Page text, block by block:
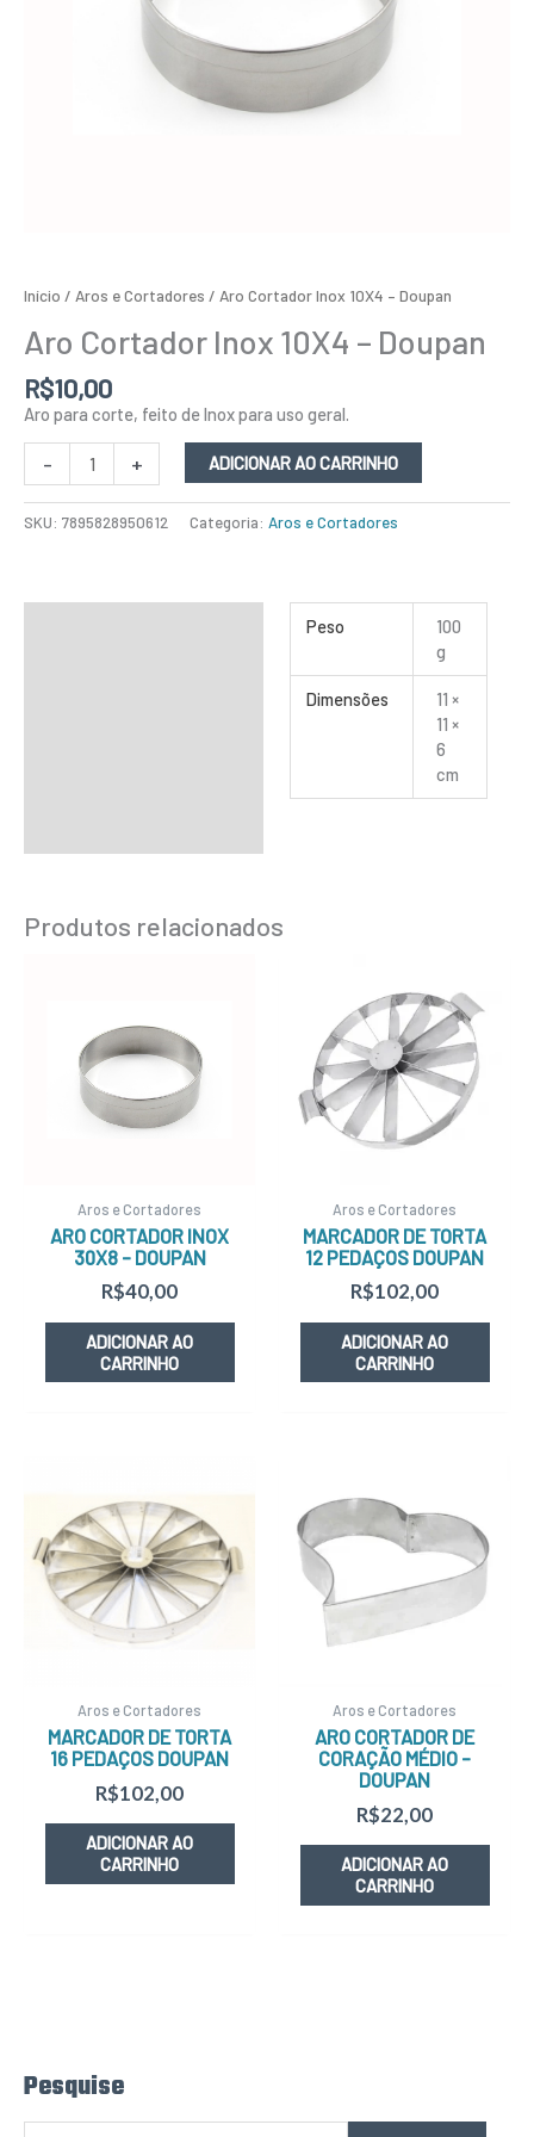
Pesquise
P
e
Início / Aros e Cortadores / Aro Cortador Inox 10X4 – Doupan
Aro Cortador Inox 10X4 – Doupan
R$10,00
Aro para corte, feito de Inox para uso geral.
- + ADICIONAR AO CARRINHO
SKU: 7895828950612 Categoria: Aros e Cortadores
Peso
100
g
Dimensões
11 ×
11 ×
6
cm
Produtos relacionados
Aros e Cortadores
ARO CORTADOR INOX
30X8 – DOUPAN
R$40,00
ADICIONAR AO
CARRINHO
Aros e Cortadores
MARCADOR DE TORTA
12 PEDAÇOS DOUPAN
R$102,00
ADICIONAR AO
CARRINHO
Aros e Cortadores
MARCADOR DE TORTA
16 PEDAÇOS DOUPAN
R$102,00
ADICIONAR AO
CARRINHO
Aros e Cortadores
ARO CORTADOR DE
CORAÇÃO MÉDIO –
DOUPAN
R$22,00
ADICIONAR AO
CARRINHO